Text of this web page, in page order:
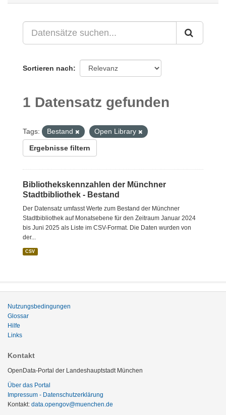
Sortieren nach
1 Datensatz gefunden
Tags: Bestand Open Library
Ergebnisse filtern
Bibliothekskennzahlen der Münchner
Stadtbibliothek - Bestand
Der Datensatz umfasst Werte zum Bestand der Münchner
Stadtbibliothek auf Monatsebene für den Zeitraum Januar 2024
bis Juni 2025 als Liste im CSV-Format. Die Daten wurden von
der...
CSV
Nutzungsbedingungen
Glossar
Hilfe
Links
Kontakt
OpenData-Portal der Landeshauptstadt München
Über das Portal
Impressum - Datenschutzerklärung
Kontakt: data.opengov@muenchen.de